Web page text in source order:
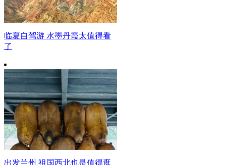
临夏自驾游 水墨丹霞太值得看
了
出发兰州 祖国西北也是值得逛